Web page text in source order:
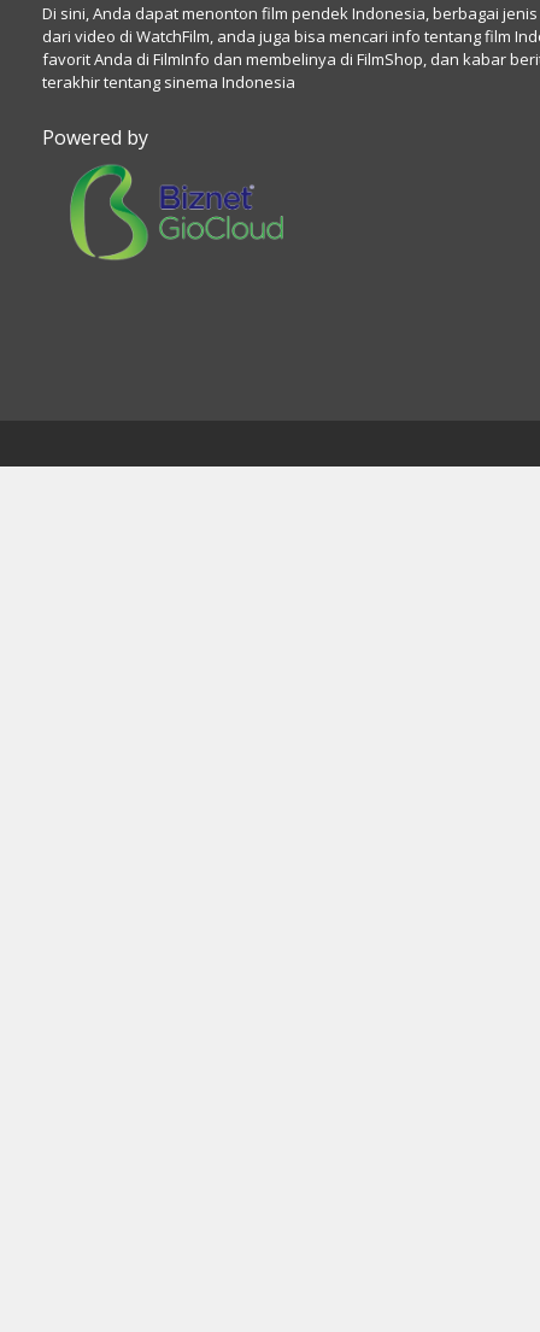
Di sini, Anda dapat menonton film pendek Indonesia, berbagai
dari video di WatchFilm, anda juga bisa mencari info tentang film
favorit Anda di FilmInfo dan membelinya di FilmShop, dan kabar
terakhir tentang sinema Indonesia
Powered by